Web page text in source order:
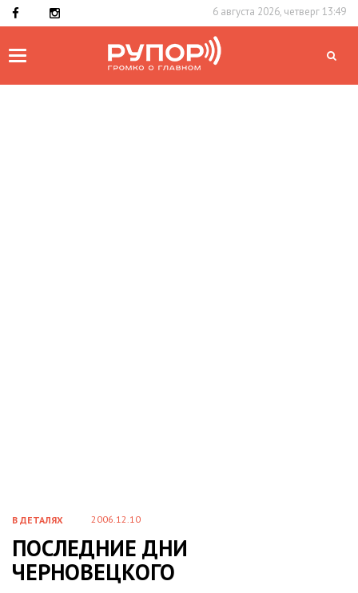
6 августа 2026, четверг 13:49
Toggle
В ДЕТАЛЯХ 2006.12.10
ПОСЛЕДНИЕ ДНИ
ЧЕРНОВЕЦКОГО